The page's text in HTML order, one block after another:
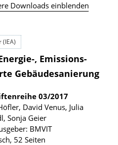
Downloads einblenden
, Emissions-
Gebäudesanierung
03/2017
David Venus, Julia
Sonja Geier
BMVIT
52 Seiten